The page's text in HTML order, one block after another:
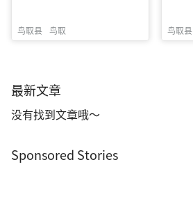
鸟取县 鸟取 鸟取县
最新文章
没有找到文章哦～
Sponsored Stories